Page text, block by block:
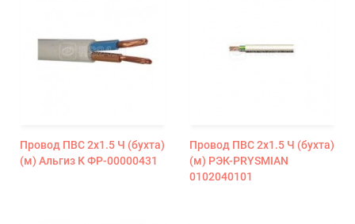
Провод ПВС 2х1.5 Ч (бухта)
(м) Альгиз К ФР-00000431
Провод ПВС 2х1.5 Ч (бухта)
(м) РЭК-PRYSMIAN
0102040101